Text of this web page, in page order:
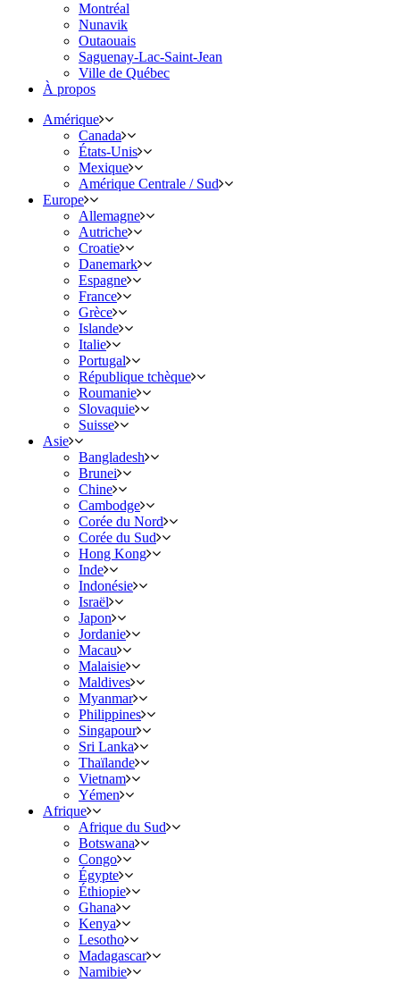
Montréal
Nunavik
Outaouais
Saguenay-Lac-Saint-Jean
Ville de Québec
À propos
Amérique
Canada
États-Unis
Mexique
Amérique Centrale / Sud
Europe
Allemagne
Autriche
Croatie
Danemark
Espagne
France
Grèce
Islande
Italie
Portugal
République tchèque
Roumanie
Slovaquie
Suisse
Asie
Bangladesh
Brunei
Chine
Cambodge
Corée du Nord
Corée du Sud
Hong Kong
Inde
Indonésie
Israël
Japon
Jordanie
Macau
Malaisie
Maldives
Myanmar
Philippines
Singapour
Sri Lanka
Thaïlande
Vietnam
Yémen
Afrique
Afrique du Sud
Botswana
Congo
Égypte
Éthiopie
Ghana
Kenya
Lesotho
Madagascar
Namibie